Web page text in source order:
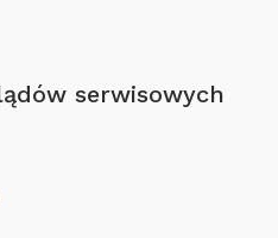
serwisowych